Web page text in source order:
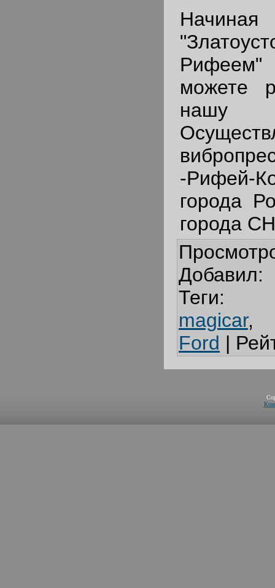
Начиная
можете
нашу
-Рифей-
города
города
Добавил:
Теги:
magicar
Ford |